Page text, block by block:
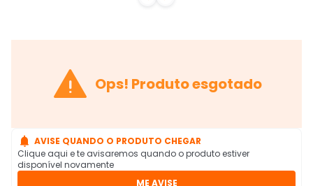
 Ops! Produto esgotado
 AVISE QUANDO O PRODUTO CHEGAR
Clique aqui e te avisaremos quando o produto estiver
disponível novamente
ME AVISE